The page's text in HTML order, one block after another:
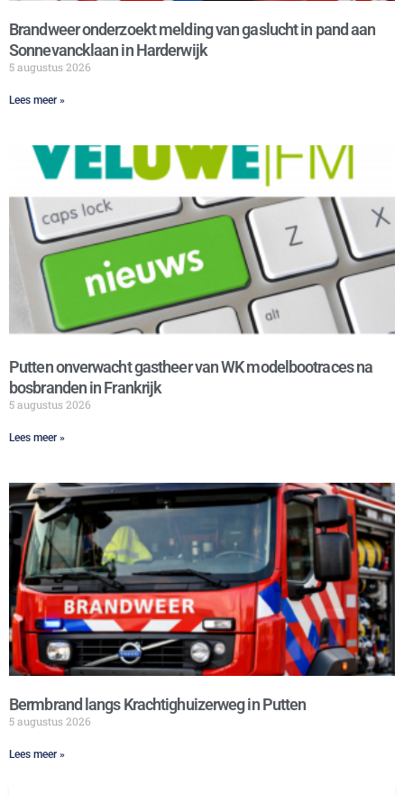
Brandweer onderzoekt melding van gaslucht in pand aan
Sonnevancklaan in Harderwijk
5 augustus 2026
Lees meer »
Putten onverwacht gastheer van WK modelbootraces na
bosbranden in Frankrijk
5 augustus 2026
Lees meer »
Bermbrand langs Krachtighuizerweg in Putten
5 augustus 2026
Lees meer »